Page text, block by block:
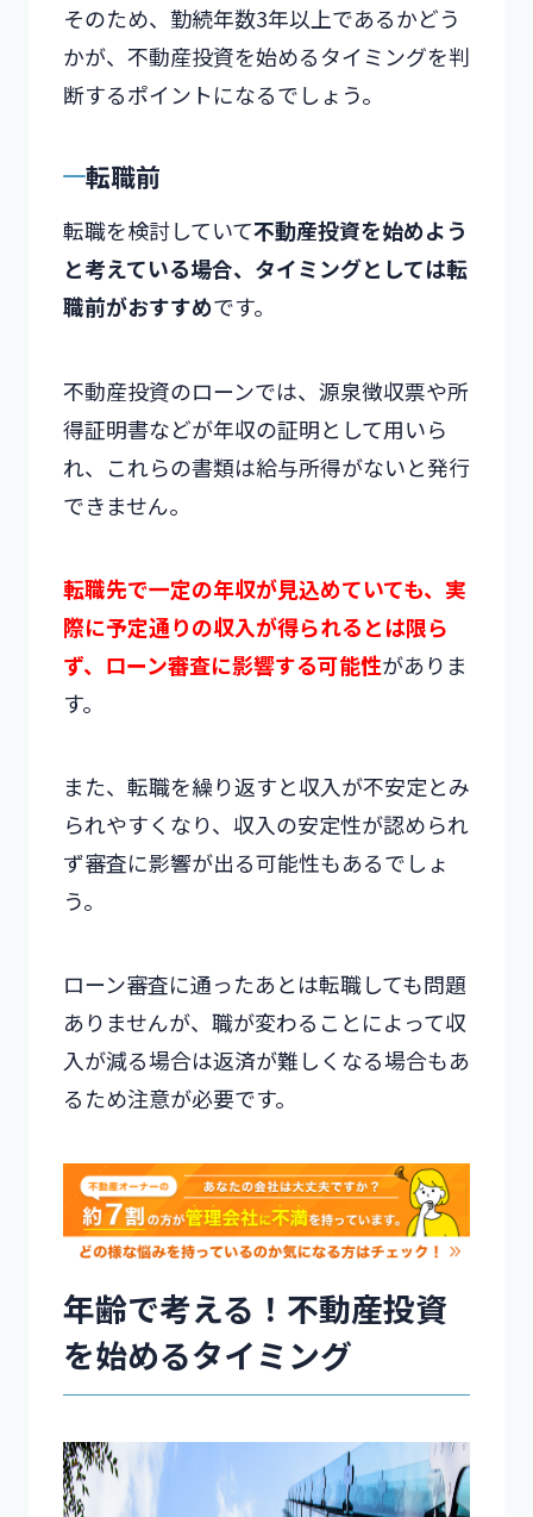
そのため、勤続年数3年以上であるかどう
かが、不動産投資を始めるタイミングを判
断するポイントになるでしょう。
転職前
転職を検討していて不動産投資を始めよう
と考えている場合、タイミングとしては転
職前がおすすめです。
不動産投資のローンでは、源泉徴収票や所
得証明書などが年収の証明として用いら
れ、これらの書類は給与所得がないと発行
できません。
転職先で一定の年収が見込めていても、実
際に予定通りの収入が得られるとは限ら
ず、ローン審査に影響する可能性がありま
す。
また、転職を繰り返すと収入が不安定とみ
られやすくなり、収入の安定性が認められ
ず審査に影響が出る可能性もあるでしょ
う。
ローン審査に通ったあとは転職しても問題
ありませんが、職が変わることによって収
入が減る場合は返済が難しくなる場合もあ
るため注意が必要です。
年齢で考える！不動産投資
を始めるタイミング